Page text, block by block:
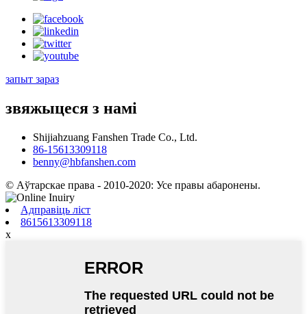
запыт зараз
звяжыцеся з намі
Shijiahzuang Fanshen Trade Co., Ltd.
86-15613309118
benny@hbfanshen.com
© Аўтарскае права - 2010-2020: Усе правы абаронены.
Адправіць ліст
8615613309118
x